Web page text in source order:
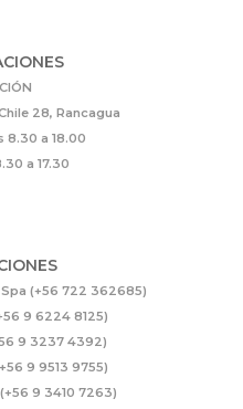
28, Rancagua
8.30 a 18.00
a 17.30
(+56 722 362685)
9 6224 8125)
9 3237 4392)
9 9513 9755)
9 3410 7263)